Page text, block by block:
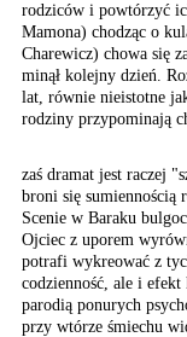
rodziców i powtórzyć
Mamona) chodząc o
Charewicz) chowa się
minął kolejny dzień.
lat, równie nieistotne
rodziny przypominają
zaś dramat jest raczej
broni się sumiennością
Scenie w Baraku
Ojciec z uporem
potrafi wykreować z
codzienność, ale i
parodią ponurych
przy wtórze śmiechu